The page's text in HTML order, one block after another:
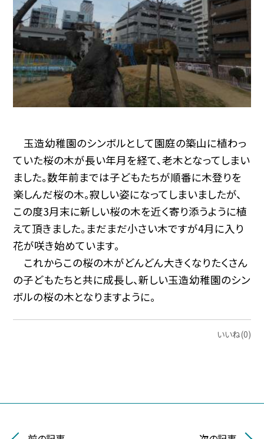
玉造幼稚園のシンボルとして園庭の築山に植わっ
ていた桜の木が長い年月を経て、老木となってしまい
ました。数年前までは子どもたちが順番に木登りを
楽しんだ桜の木。寂しい姿になってしまいましたが、
この度3月末に新しい桜の木を近く寄り添うように植
えて頂きました。まだまだ小さい木ですが4月に入り
花が咲き始めています。
これからこの桜の木がどんどん大きくなりたくさん
の子どもたちと共に成長し、新しい玉造幼稚園のシン
ボルの桜の木となりますように。
いいね(0)